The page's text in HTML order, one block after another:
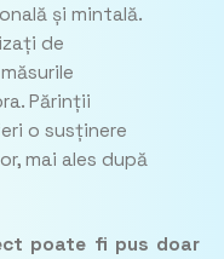
și mintală.
de
Părinții
o susținere
mai ales după
poate fi pus doar